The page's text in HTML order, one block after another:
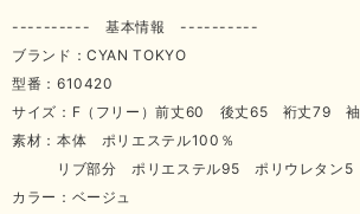
---------- 基本情報 ----------
ブランド：CYAN TOKYO
型番：610420
サイズ：F（フリー）前丈60 後丈65 裄丈79 袖
素材：本体 ポリエステル100％
リブ部分 ポリエステル95 ポリウレタン5（
カラー：ベージュ